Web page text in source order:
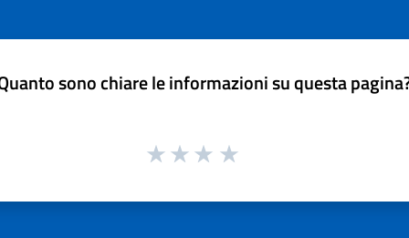
sono chiare le informazioni su questa